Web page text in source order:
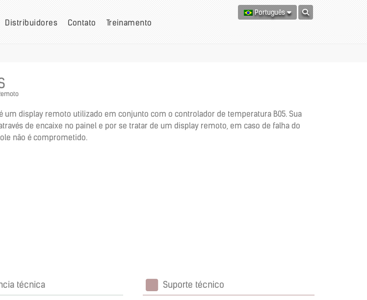
Português
Distribuidores Contato Treinamento
um display remoto utilizado em conjunto com o controlador de temperatura B05. Sua
de encaixe no painel e por se tratar de um display remoto, em caso de falha do
não é comprometido.
técnica Suporte técnico